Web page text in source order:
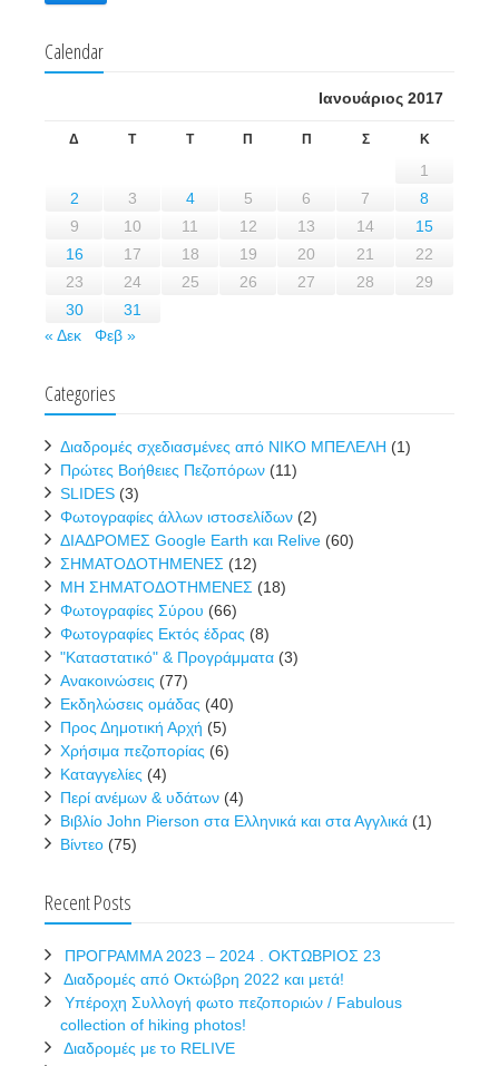
Calendar
Ιανουάριος 2017
Δ Τ Τ Π Π Σ Κ
1
2
3 4 5 6 7
8
9
10 11 12 13 14
15
16
17 18 19 20 21
22
23
24 25 26 27 28
29
30
31
« Δεκ
Φεβ »
Categories
Διαδρομές σχεδιασμένες από ΝΙΚΟ ΜΠΕΛΕΛΗ (1)
Πρώτες Βοήθειες Πεζοπόρων (11)
SLIDES (3)
Φωτογραφίες άλλων ιστοσελίδων (2)
ΔΙΑΔΡΟΜΕΣ Google Earth και Relive (60)
ΣΗΜΑΤΟΔΟΤΗΜΕΝΕΣ (12)
ΜΗ ΣΗΜΑΤΟΔΟΤΗΜΕΝΕΣ (18)
Φωτογραφίες Σύρου (66)
Φωτογραφίες Εκτός έδρας (8)
"Καταστατικό" & Προγράμματα (3)
Ανακοινώσεις (77)
Εκδηλώσεις ομάδας (40)
Προς Δημοτική Αρχή (5)
Χρήσιμα πεζοπορίας (6)
Καταγγελίες (4)
Περί ανέμων & υδάτων (4)
Βιβλίο John Pierson στα Ελληνικά και στα Αγγλικά (1)
Βίντεο (75)
Recent Posts
ΠΡΟΓΡΑΜΜΑ 2023 – 2024 . ΟΚΤΩΒΡΙΟΣ 23
Διαδρομές από Οκτώβρη 2022 και μετά!
Υπέροχη Συλλογή φωτο πεζοποριών / Fabulous
collection of hiking photos!
Διαδρομές με το RELIVE